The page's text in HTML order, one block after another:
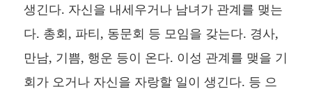
생긴다. 자신을 내세우거나 남녀가 관계를 맺는
다. 총회, 파티, 동문회 등 모임을 갖는다. 경사,
만남, 기쁨, 행운 등이 온다. 이성 관계를 맺을 기
회가 오거나 자신을 자랑할 일이 생긴다. 등 으